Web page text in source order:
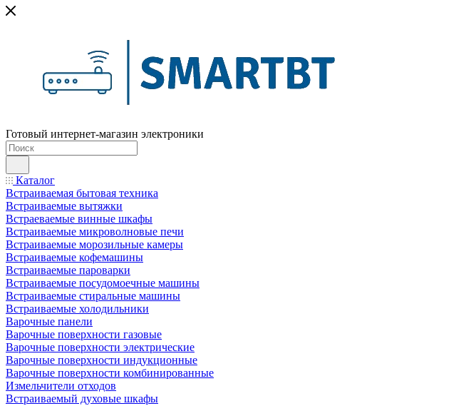
Готовый интернет-магазин электроники
Каталог
Встраиваемая бытовая техника
Встраиваемые вытяжки
Встраеваемые винные шкафы
Встраиваемые микроволновые печи
Встраиваемые морозильные камеры
Встраиваемые кофемашины
Встраиваемые пароварки
Встраиваемые посудомоечные машины
Встраиваемые стиральные машины
Встраиваемые холодильники
Варочные панели
Варочные поверхности газовые
Варочные поверхности электрические
Варочные поверхности индукционные
Варочные поверхности комбинированные
Измельчители отходов
Встраиваемый духовые шкафы